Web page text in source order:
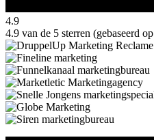
4.9
4.9 van de 5 sterren (gebaseerd op